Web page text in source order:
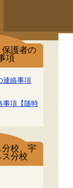
保護者の
項
連絡事項
事項【随時
校、宇
分校